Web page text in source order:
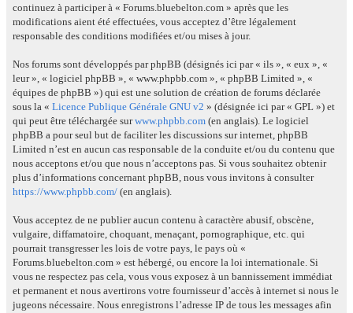
continuez à participer à « Forums.bluebelton.com » après que les
modifications aient été effectuées, vous acceptez d’être légalement
responsable des conditions modifiées et/ou mises à jour.
Nos forums sont développés par phpBB (désignés ici par « ils », « eux », «
leur », « logiciel phpBB », « www.phpbb.com », « phpBB Limited », «
équipes de phpBB ») qui est une solution de création de forums déclarée
sous la « Licence Publique Générale GNU v2 » (désignée ici par « GPL ») et
qui peut être téléchargée surwww.phpbb.com (en anglais). Le logiciel
phpBB a pour seul but de faciliter les discussions sur internet, phpBB
Limited n’est en aucun cas responsable de la conduite et/ou du contenu que
nous acceptons et/ou que nous n’acceptons pas. Si vous souhaitez obtenir
plus d’informations concernant phpBB, nous vous invitons à consulter
https://www.phpbb.com/ (en anglais).
Vous acceptez de ne publier aucun contenu à caractère abusif, obscène,
vulgaire, diffamatoire, choquant, menaçant, pornographique, etc. qui
pourrait transgresser les lois de votre pays, le pays où «
Forums.bluebelton.com » est hébergé, ou encore la loi internationale. Si
vous ne respectez pas cela, vous vous exposez à un bannissement immédiat
et permanent et nous avertirons votre fournisseur d’accès à internet si nous le
jugeons nécessaire. Nous enregistrons l’adresse IP de tous les messages afin